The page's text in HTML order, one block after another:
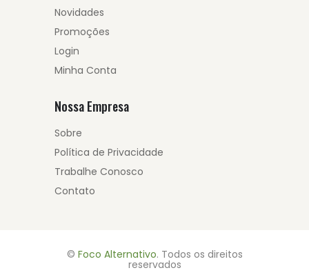
Novidades
Promoções
Login
Minha Conta
Nossa Empresa
Sobre
Política de Privacidade
Trabalhe Conosco
Contato
© Foco Alternativo. Todos os direitos
reservados